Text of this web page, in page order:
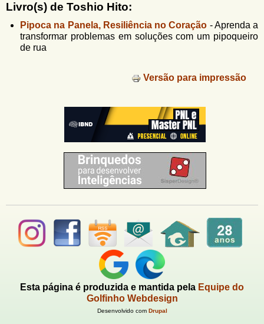
a
Livro(s) de Toshio Hito:
Pipoca na Panela, Resiliência no Coração -Aprenda a
transformar problemas em soluções com um pipoqueiro
de rua
Versão para impressão
Esta página é produzida e mantida pela Equipe do
Golfinho Webdesign
Desenvolvido com Drupal